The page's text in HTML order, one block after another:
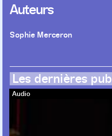
Auteurs
Sophie Merceron
Les dernières
Audio